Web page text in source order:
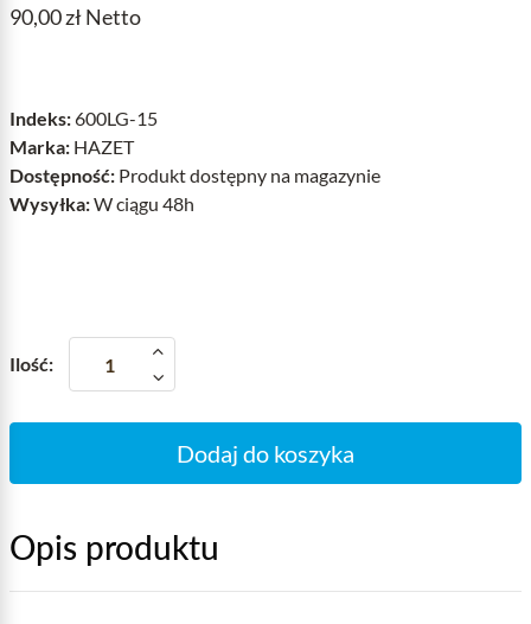
90,00 zł Netto
Indeks:600LG-15
Marka: HAZET
Dostępność: Produkt dostępny na magazynie
Wysyłka:W ciągu 48h
Ilość:
Dodaj do koszyka
Opis produktu